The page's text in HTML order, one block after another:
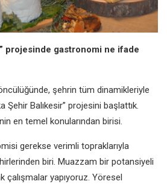
projesinde gastronomi ne ifade
şehrin tüm dinamikleriyle
Şehir Balıkesir” projesini başlattık.
en temel konularından birisi.
gerekse verimli topraklarıyla
biri. Muazzam bir potansiyeli
çalışmalar yapıyoruz. Yöresel